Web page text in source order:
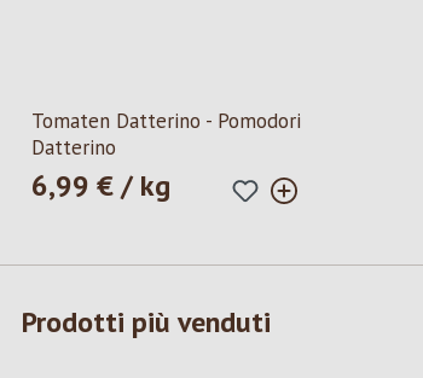
Tomaten Datterino - Pomodori
Datterino
Prezzo normale:
6,99 € / kg
Prodotti più venduti